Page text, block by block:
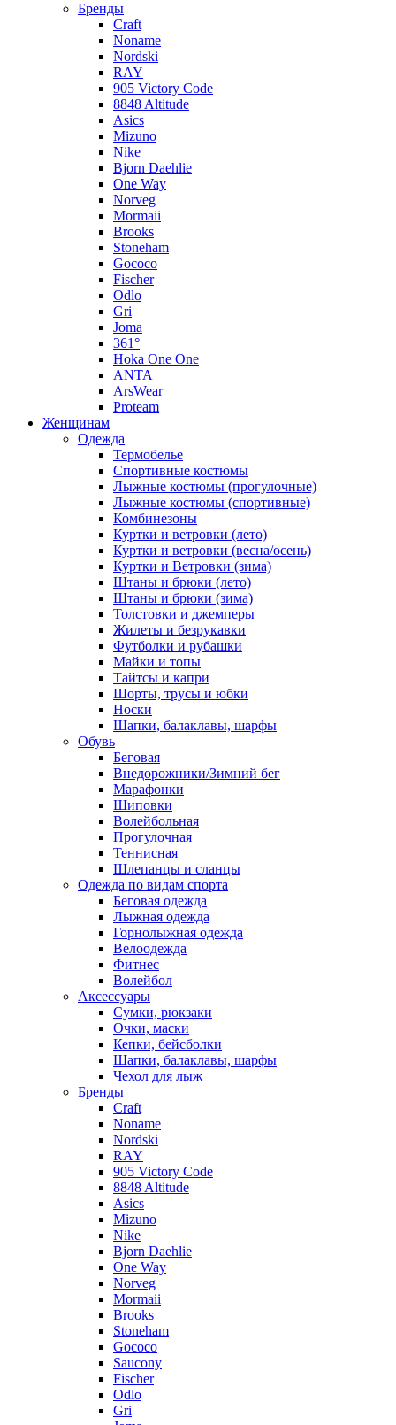
Бренды
Craft
Noname
Nordski
RAY
905 Victory Code
8848 Altitude
Asics
Mizuno
Nike
Bjorn Daehlie
One Way
Norveg
Mormaii
Brooks
Stoneham
Gococo
Fischer
Odlo
Gri
Joma
361°
Hoka One One
ANTA
ArsWear
Proteam
Женщинам
Одежда
Термобелье
Спортивные костюмы
Лыжные костюмы (прогулочные)
Лыжные костюмы (спортивные)
Комбинезоны
Куртки и ветровки (лето)
Куртки и ветровки (весна/осень)
Куртки и Ветровки (зима)
Штаны и брюки (лето)
Штаны и брюки (зима)
Толстовки и джемперы
Жилеты и безрукавки
Футболки и рубашки
Майки и топы
Тайтсы и капри
Шорты, трусы и юбки
Носки
Шапки, балаклавы, шарфы
Обувь
Беговая
Внедорожники/Зимний бег
Марафонки
Шиповки
Волейбольная
Прогулочная
Теннисная
Шлепанцы и сланцы
Одежда по видам спорта
Беговая одежда
Лыжная одежда
Горнолыжная одежда
Велоодежда
Фитнес
Волейбол
Аксессуары
Сумки, рюкзаки
Очки, маски
Кепки, бейсболки
Шапки, балаклавы, шарфы
Чехол для лыж
Бренды
Craft
Noname
Nordski
RAY
905 Victory Code
8848 Altitude
Asics
Mizuno
Nike
Bjorn Daehlie
One Way
Norveg
Mormaii
Brooks
Stoneham
Gococo
Saucony
Fischer
Odlo
Gri